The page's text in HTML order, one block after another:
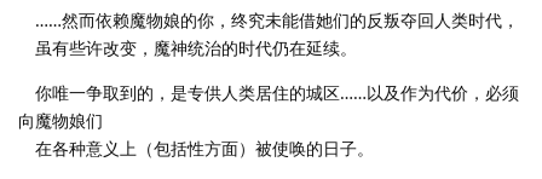
……然而依赖魔物娘的你，终究未能借她们的反叛夺回人类时代，
虽有些许改变，魔神统治的时代仍在延续。
你唯一争取到的，是专供人类居住的城区……以及作为代价，必须
向魔物娘们
在各种意义上（包括性方面）被使唤的日子。